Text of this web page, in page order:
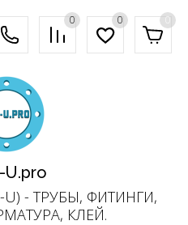
0 0 0
U.pro
U) - ТРУБЫ, ФИТИНГИ,
КЛЕЙ.